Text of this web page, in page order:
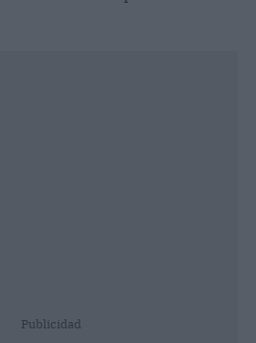
Publicidad